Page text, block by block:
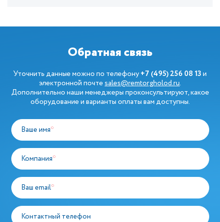
Обратная связь
Уточнить данные можно по телефону+7 (495) 256 08 13и
электронной почтеsales@remtorgholod.ru.
Дополнительно наши менеджеры проконсультируют, какое
оборудование и варианты оплаты вам доступны.
Ваше имя*
Компания*
Ваш email*
Контактный телефон